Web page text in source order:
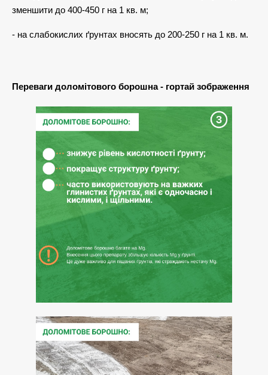
зменшити до 400-450 г на 1 кв. м;
- на слабокислих ґрунтах вносять до 200-250 г на 1 кв. м.
Переваги доломітового борошна - гортай зображення